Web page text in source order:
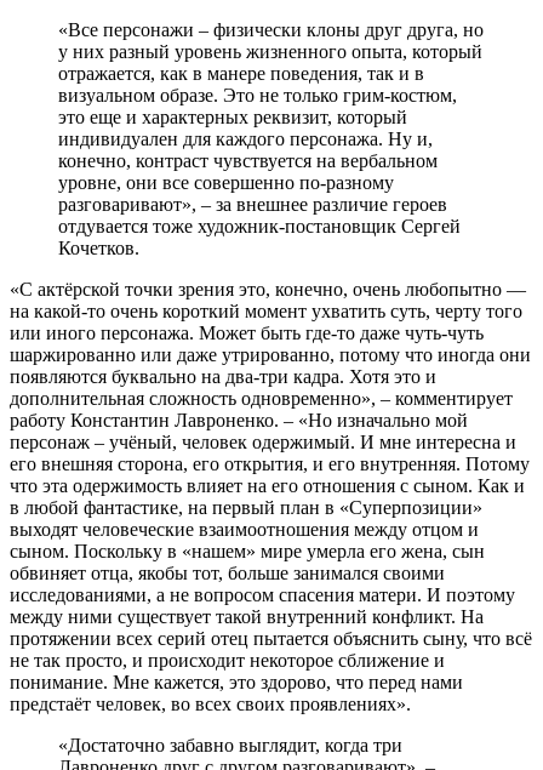
«Все персонажи – физически клоны друг друга, но
у них разный уровень жизненного опыта, который
отражается, как в манере поведения, так и в
визуальном образе. Это не только грим-костюм,
это еще и характерных реквизит, который
индивидуален для каждого персонажа. Ну и,
конечно, контраст чувствуется на вербальном
уровне, они все совершенно по-разному
разговаривают», – за внешнее различие героев
отдувается тоже художник-постановщик Сергей
Кочетков.
«С актёрской точки зрения это, конечно, очень любопытно —
на какой-то очень короткий момент ухватить суть, черту того
или иного персонажа. Может быть где-то даже чуть-чуть
шаржированно или даже утрированно, потому что иногда они
появляются буквально на два-три кадра. Хотя это и
дополнительная сложность одновременно», – комментирует
работу Константин Лавроненко. – «Но изначально мой
персонаж – учёный, человек одержимый. И мне интересна и
его внешняя сторона, его открытия, и его внутренняя. Потому
что эта одержимость влияет на его отношения с сыном. Как и
в любой фантастике, на первый план в «Суперпозиции»
выходят человеческие взаимоотношения между отцом и
сыном. Поскольку в «нашем» мире умерла его жена, сын
обвиняет отца, якобы тот, больше занимался своими
исследованиями, а не вопросом спасения матери. И поэтому
между ними существует такой внутренний конфликт. На
протяжении всех серий отец пытается объяснить сыну, что всё
не так просто, и происходит некоторое сближение и
понимание. Мне кажется, это здорово, что перед нами
предстаёт человек, во всех своих проявлениях».
«Достаточно забавно выглядит, когда три